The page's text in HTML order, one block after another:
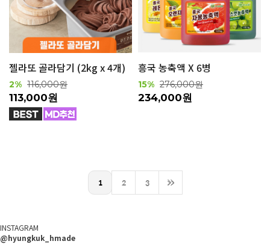
젤라또 골라담기 (2kg x 4개)
2% 116,000원
113,000원
흥국 농축액 X 6병
15% 276,000원
234,000원
1 2 3 >>
INSTAGRAM
@hyungkuk_hmade